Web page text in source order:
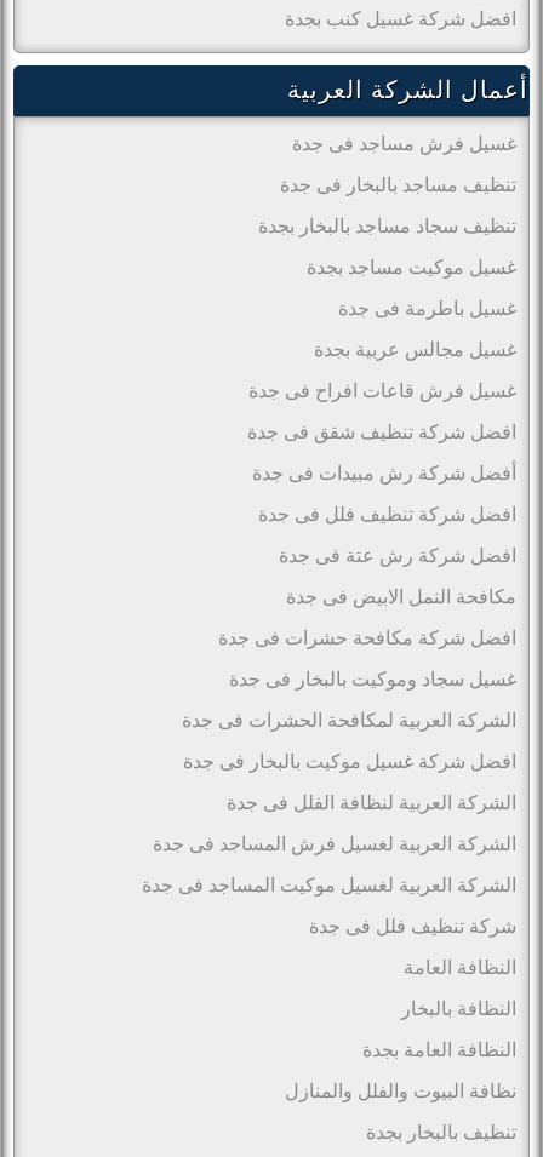
افضل شركة غسيل كنب بجدة
أعمال الشركة العربية
غسيل فرش مساجد فى جدة
تنظيف مساجد بالبخار فى جدة
تنظيف سجاد مساجد بالبخار بجدة
غسيل موكيت مساجد بجدة
غسيل باطرمة فى جدة
غسيل مجالس عربية بجدة
غسيل فرش قاعات افراح فى جدة
افضل شركة تنظيف شقق فى جدة
أفضل شركة رش مبيدات فى جدة
افضل شركة تنظيف فلل فى جدة
افضل شركة رش عتة فى جدة
مكافحة النمل الابيض فى جدة
افضل شركة مكافحة حشرات فى جدة
غسيل سجاد وموكيت بالبخار فى جدة
الشركة العربية لمكافحة الحشرات فى جدة
افضل شركة غسيل موكيت بالبخار فى جدة
الشركة العربية لنظافة الفلل فى جدة
الشركة العربية لغسيل فرش المساجد فى جدة
الشركة العربية لغسيل موكيت المساجد فى جدة
شركة تنظيف فلل فى جدة
النظافة العامة
النظافة بالبخار
النظافة العامة بجدة
نظافة البيوت والفلل والمنازل
تنظيف بالبخار بجدة